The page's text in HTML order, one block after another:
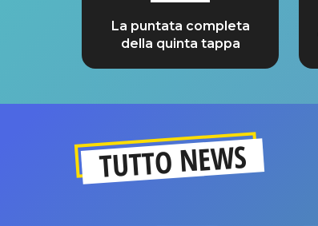
La puntata completa
della quinta tappa
TUTTO NEWS